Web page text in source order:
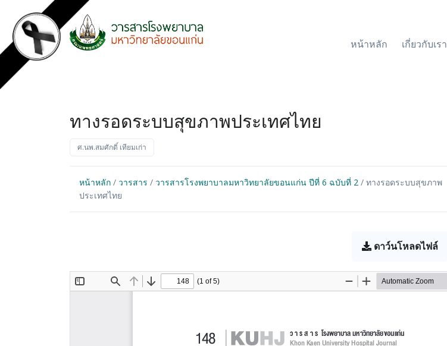
หน้าหลัก เกี่ยวกับเรา
ทางรอดระบบสุขภาพประเทศไทย
ศ.นพ.สมศักดิ์ เทียมเก่า
หน้าหลัก / วารสาร / วารสารโรงพยาบาลมหาวิทยาลัยขอนแก่น ปีที่ 6 ฉบับที่ 2 / ทางรอดระบบสุขภาพ
ประเทศไทย
ดาว์นโหลดไฟล์